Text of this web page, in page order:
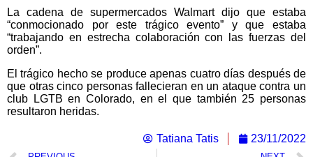
La cadena de supermercados Walmart dijo que estaba
“conmocionado por este trágico evento” y que estaba
“trabajando en estrecha colaboración con las fuerzas del
orden”.
El trágico hecho se produce apenas cuatro días después de
que otras cinco personas fallecieran en un ataque contra un
club LGTB en Colorado, en el que también 25 personas
resultaron heridas.
Tatiana Tatis 23/11/2022